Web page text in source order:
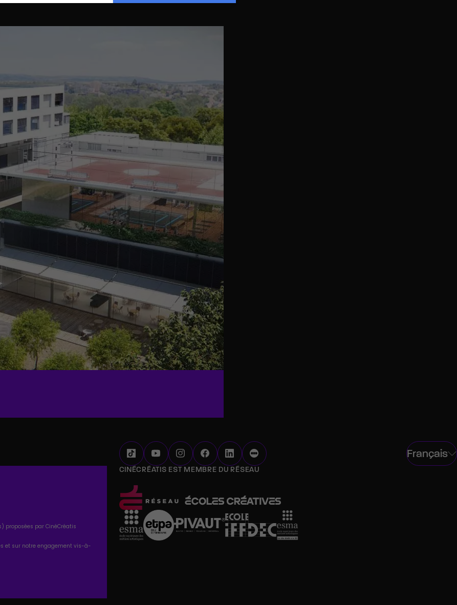
Français
proposées par CinéCréatis
et sur notre engagement vis-à-
CINÉCRÉATIS EST MEMBRE DU RÉSEAU